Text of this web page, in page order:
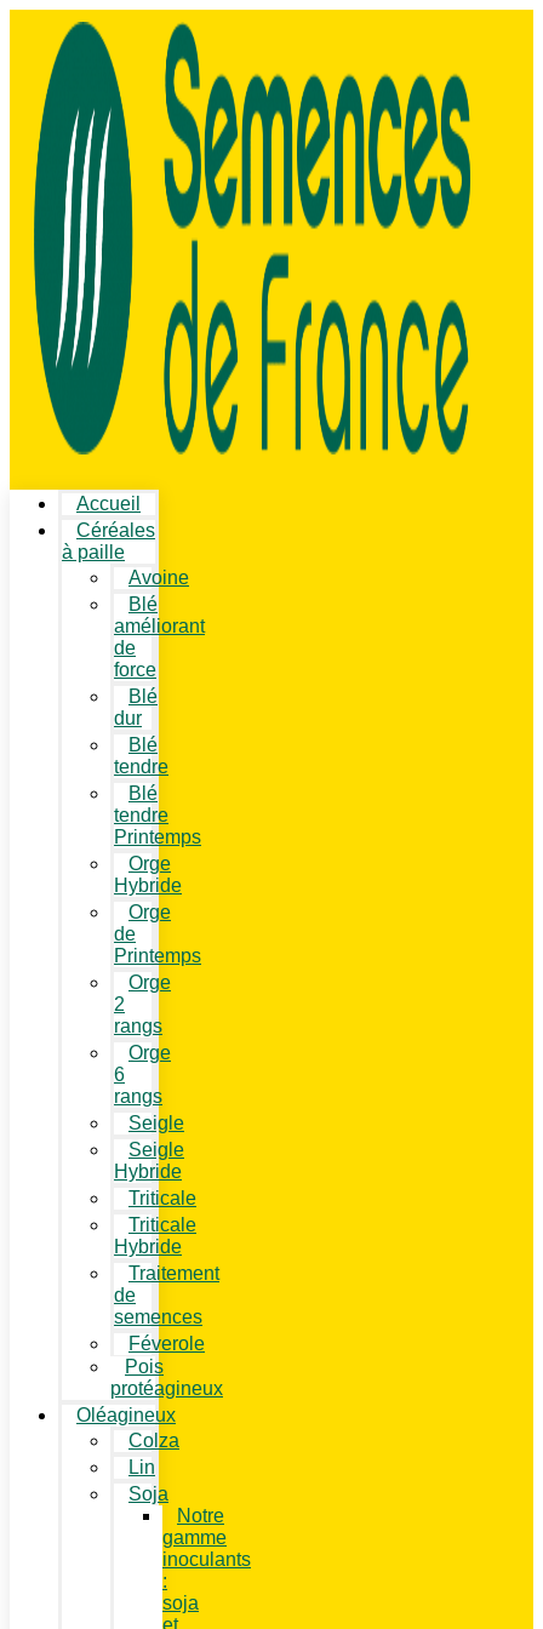
Accueil
Céréales
à paille
Avoine
Blé
améliorant
de
force
Blé
dur
Blé
tendre
Blé
tendre
Printemps
Orge
Hybride
Orge
de
Printemps
Orge
2
rangs
Orge
6
rangs
Seigle
Seigle
Hybride
Triticale
Triticale
Hybride
Traitement
de
semences
Féverole
Pois
protéagineux
Oléagineux
Colza
Lin
Soja
Notre
gamme
inoculants
:
soja
et